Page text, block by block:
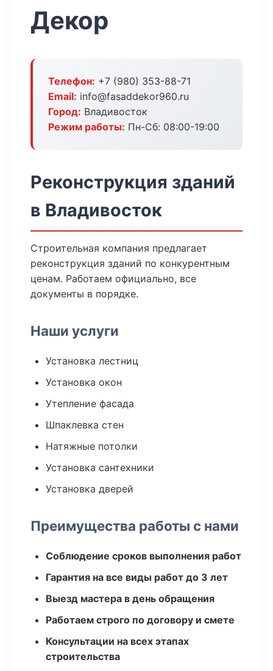
Декор
Телефон: +7 (980) 353-88-71
Email: info@fasaddekor960.ru
Город: Владивосток
Режим работы: Пн-Сб: 08:00-19:00
Реконструкция зданий
в Владивосток
Строительная компания предлагает
реконструкция зданий по конкурентным
ценам. Работаем официально, все
документы в порядке.
Наши услуги
Установка лестниц
Установка окон
Утепление фасада
Шпаклевка стен
Натяжные потолки
Установка сантехники
Установка дверей
Преимущества работы с нами
Соблюдение сроков выполнения работ
Гарантия на все виды работ до 3 лет
Выезд мастера в день обращения
Работаем строго по договору и смете
Консультации на всех этапах
строительства